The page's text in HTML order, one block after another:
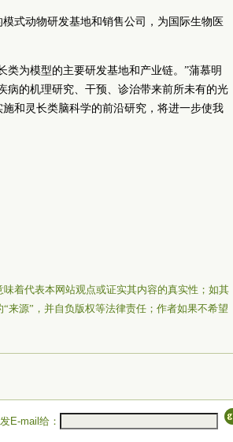
式动物研发基地和销售公司，为国际生物医
为模型的主要研发基地和产业链。”蒲慕明
病的机理研究、干预、诊治带来前所未有的光
和灵长类脑科学的前沿研究，将进一步使我
着代表本网站观点或证实其内容的真实性；如其
来源”，并自负版权等法律责任；作者如果不希望
发E-mail给：